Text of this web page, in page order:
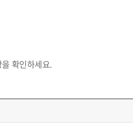
확인하세요.